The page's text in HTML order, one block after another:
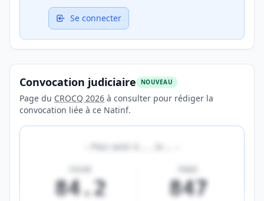
Se connecter
Convocation judiciaire NOUVEAU
Page du CROCQ 2026 à consulter pour rédiger la
convocation liée à ce Natinf.
Pour avoir à
84.2 847